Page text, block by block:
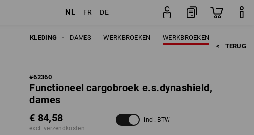
NL FR DE
KLEDING WERKBROEKEN
WERKBROEKEN
DAMES
< TERUG
#62360
Functioneel cargobroek e.s.dynashield,
dames
€ 84,58
excl. verzendkosten
incl. BTW